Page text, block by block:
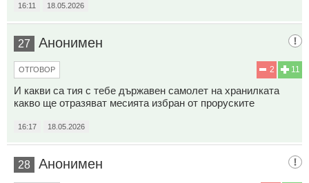
16:11 18.05.2026
27 Анонимен
11
2
ОТГОВОР
И какви са тия с тебе държавен самолет на хранилката
какво ще отразяват месията избран от проруските
16:17 18.05.2026
28 Анонимен